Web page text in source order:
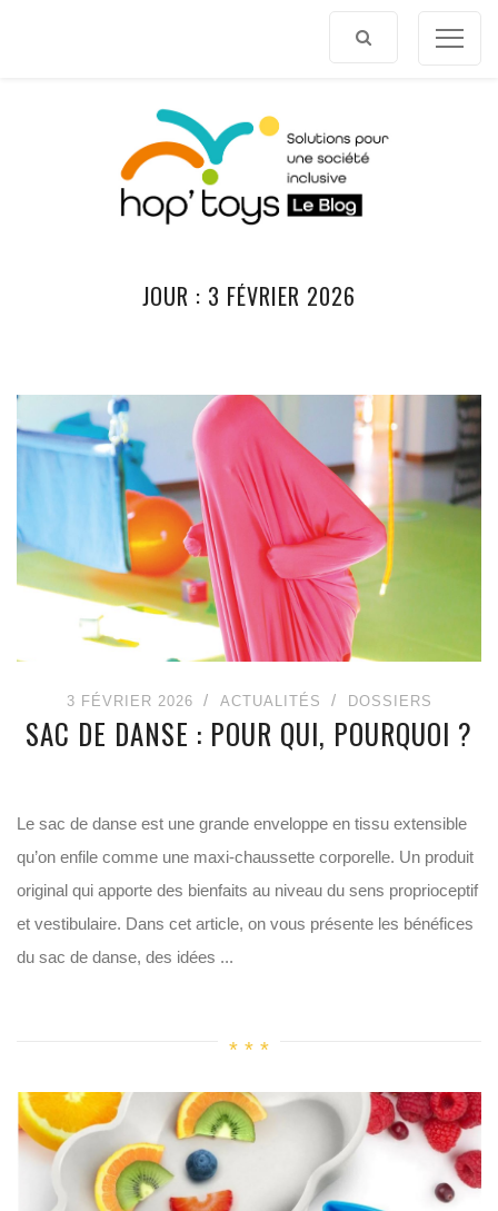
JOUR : 3 FÉVRIER 2026
3 FÉVRIER 2026 ACTUALITÉS DOSSIERS
SAC DE DANSE : POUR QUI, POURQUOI ?
Le sac de danse est une grande enveloppe en tissu extensible
qu’on enfile comme une maxi-chaussette corporelle. Un produit
original qui apporte des bienfaits au niveau du sens proprioceptif
et vestibulaire. Dans cet article, on vous présente les bénéfices
du sac de danse, des idées ...